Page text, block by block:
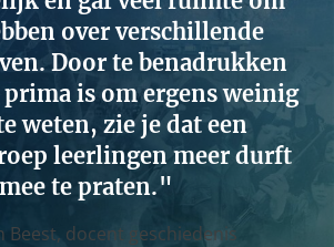
over verschillende
Door te benadrukken
is om ergens weinig
weten, zie je dat een
leerlingen meer durft
mee te praten.
Beest, docent geschiedenis